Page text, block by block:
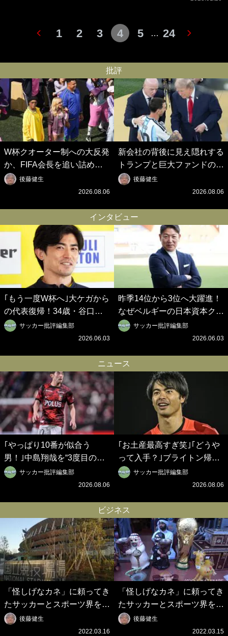
1 2 3 4 5 … 24
批評
W杯クオーター制への大反発
か、FIFA会長を追い詰めた
｢欧州のボイコット｣と再選の
行方【FIFA3兆円の野望と2
後藤健生
2026.08.06
新会社の背後に見え隠れする
トランプと巨大ファンドの
影、ルールすら歪める｢アメ
リカ式｣【FIFA3兆円の野望
3月の会長選】(2)
後藤健生
2026.08.06
インタビュー
｢もう一度W杯へ｣大ケガから
の代表復帰！34歳・谷口彰
悟の奇跡を支えた日本資本の
ベルギークラブ、次なる野望
ロイデン立石敬之CEOの世
界戦略】(2)
サッカー批評編集部
2026.06.03
昨季14位から3位へ大躍進！
なぜベルギーの日本資本クラ
ブは創設102年目に歴史的快
挙を成し遂げられたのか？
之CEOの世界戦略】(1)
サッカー批評編集部
2026.06.03
ニュース
｢やっぱり10番が似合う
男！｣中島翔哉を“3度目の獲
得”ポルティモネンセが歓迎
アニメーションで背番号10
せだね〜｣｢爽やかイケメン｣
サッカー批評編集部
2026.08.06
｢お土産最高すぎ笑｣｢どうや
って入手？｣ブライトン帰還
の三笘薫、同僚に“ポケカ”を
プレゼント！｢薫の笑顔見れ
ル可愛すぎ｣
サッカー批評編集部
2026.08.06
ビジネス
「怪しげなカネ」に頼ってき
たサッカーとスポーツ界を待
つ未来(4)スポーツを「持続
可能」にする「真の投資」の
後藤健生
2022.03.16
「怪しげなカネ」に頼ってき
たサッカーとスポーツ界を待
つ未来(3)「ロシアン・マネ
ー」に続く中東の「オイルマ
後藤健生
2022.03.15